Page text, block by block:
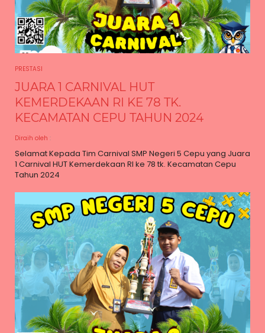
PRESTASI
JUARA 1 CARNIVAL HUT
KEMERDEKAAN RI KE 78 TK.
KECAMATAN CEPU TAHUN 2024
Diraih oleh :
Selamat Kepada Tim Carnival SMP Negeri 5 Cepu yang Juara
1 Carnival HUT Kemerdekaan RI ke 78 tk. Kecamatan Cepu
Tahun 2024